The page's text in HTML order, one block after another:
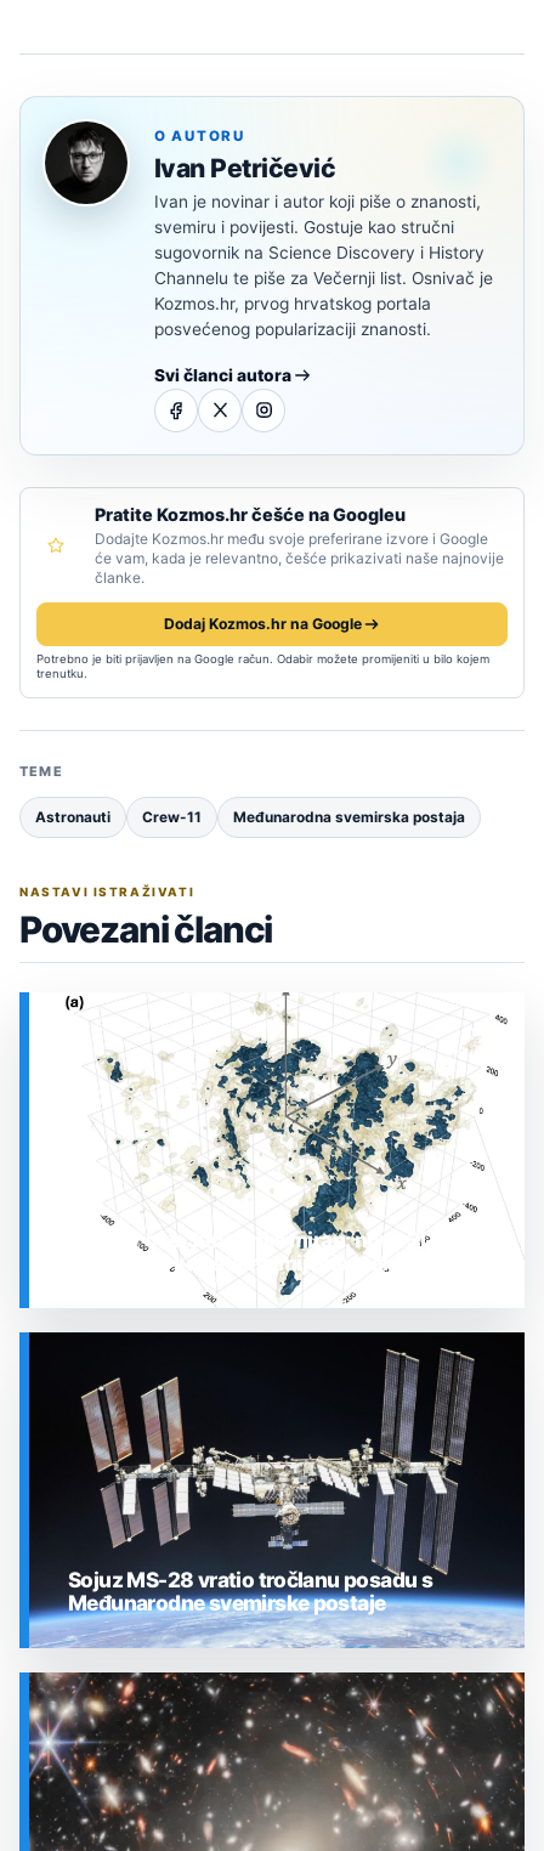
O AUTORU
Ivan Petričević
Ivan je novinar i autor koji piše o znanosti,
svemiru i povijesti. Gostuje kao stručni
sugovornik na Science Discovery i History
Channelu te piše za Večernji list. Osnivač je
Kozmos.hr, prvog hrvatskog portala
posvećenog popularizaciji znanosti.
Svi članci autora
Pratite Kozmos.hr češće na Googleu
Dodajte Kozmos.hr među svoje preferirane izvore i Google
će vam, kada je relevantno, češće prikazivati naše najnovije
članke.
Dodaj Kozmos.hr na Google
Potrebno je biti prijavljen na Google račun. Odabir možete promijeniti u bilo kojem
trenutku.
TEME
Astronauti Crew-11 Međunarodna svemirska postaja
NASTAVI ISTRAŽIVATI
Povezani članci
Prostor oko Sunca nije miran: nova 3D karta
otkrila plin koji stalno mijenja stanje
SVEMIR
Sojuz MS-28 vratio tročlanu posadu s
Međunarodne svemirske postaje